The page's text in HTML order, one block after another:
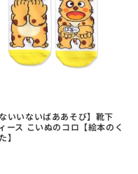
ないいないばああそび】靴下
ース こいぬのコロ【絵本のく
】